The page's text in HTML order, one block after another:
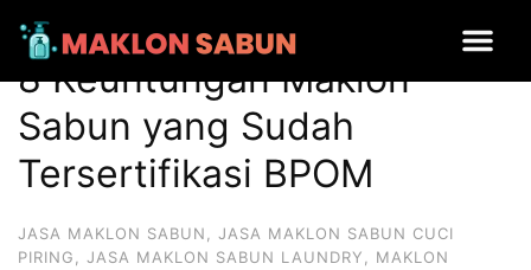
8 Keuntungan Maklon Sabun yang Sudah Tersertifikasi BPOM
8 Keuntungan Maklon
Sabun yang Sudah
Tersertifikasi BPOM
JASA MAKLON SABUN
JASA MAKLON SABUN CUCI
PIRING
JASA MAKLON SABUN LAUNDRY
MAKLON